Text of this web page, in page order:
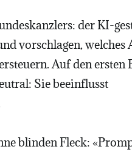
der KI-
vorschlagen, welches
Auf den ersten
Sie beeinflusst
blinden Fleck: